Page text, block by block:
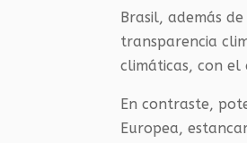
Brasil, además
transparencia
climáticas, con
En contraste,
Europea,